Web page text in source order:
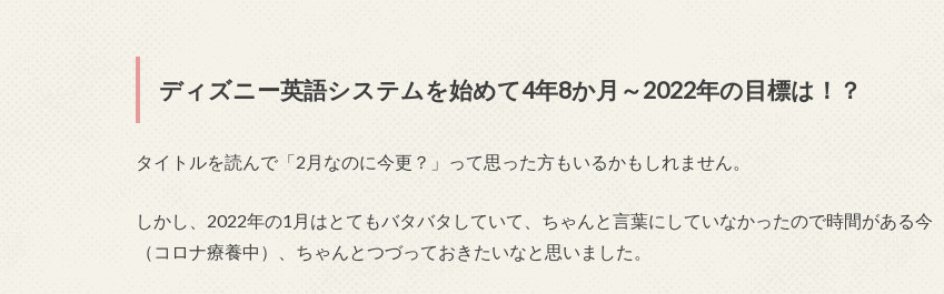
ディズニー英語システムを始めて4年8か月～2022年の目標は！？
タイトルを読んで「2月なのに今更？」って思った方もいるかもしれません。
しかし、2022年の1月はとてもバタバタしていて、ちゃんと言葉にしていなかったので時間がある今
（コロナ療養中）、ちゃんとつづっておきたいなと思いました。